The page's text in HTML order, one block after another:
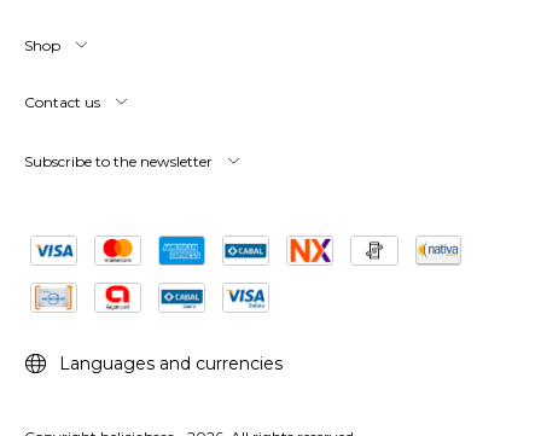
Shop
Contact us
Subscribe to the newsletter
Languages and currencies